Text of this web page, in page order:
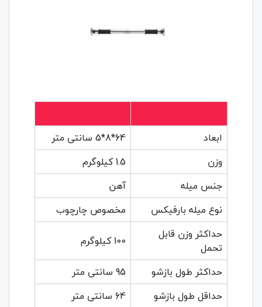
ابعاد
64*8*5 سانتی متر
وزن
1.5 کیلوگرم
جنس میله
آهن
نوع میله بارفیکس
مخصوص چارچوب
حداکثر وزن قابل
تحمل
100 کیلوگرم
حداکثر طول بازشو
95 سانتی متر
حداقل طول بازشو
64 سانتی متر